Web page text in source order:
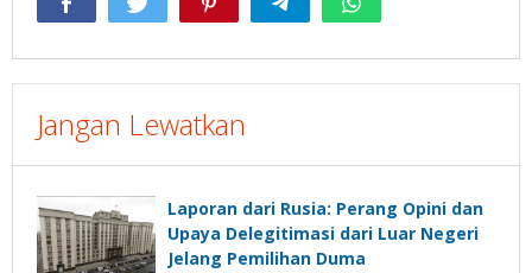
Jangan Lewatkan
Laporan dari Rusia: Perang Opini dan
Upaya Delegitimasi dari Luar Negeri
Jelang Pemilihan Duma